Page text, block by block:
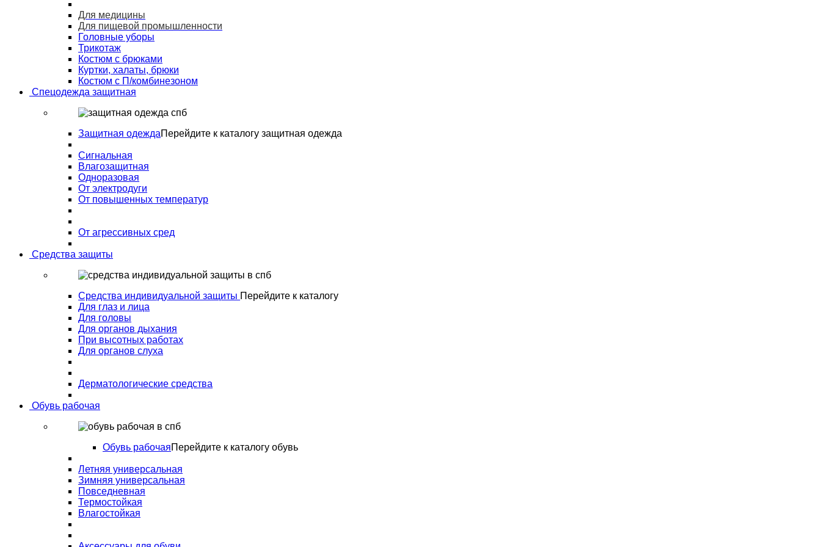
Для медицины
Для пищевой промышленности
Головные уборы
Трикотаж
Костюм с брюками
Куртки, халаты, брюки
Костюм с П/комбинезоном
Спецодежда защитная
Защитная одеждаПерейдите к каталогу защитная одежда
Сигнальная
Влагозащитная
Одноразовая
От электродуги
От повышенных температур
От агрессивных сред
Средства защиты
Средства индивидуальной защиты Перейдите к каталогу
Для глаз и лица
Для головы
Для органов дыхания
При высотных работах
Для органов слуха
Дерматологические средства
Обувь рабочая
Обувь рабочаяПерейдите к каталогу обувь
Летняя универсальная
Зимняя универсальная
Повседневная
Термостойкая
Влагостойкая